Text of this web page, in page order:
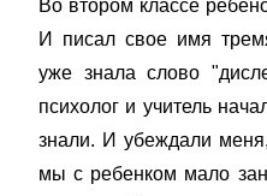
Во втором классе
И писал свое имя
уже знала слово
психолог и учитель
знали. И убеждали
мы с ребенком мало